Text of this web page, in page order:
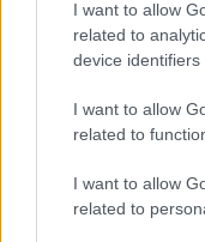
I want to allow
related to
device identifiers
I want to allow
related to
I want to allow
related to